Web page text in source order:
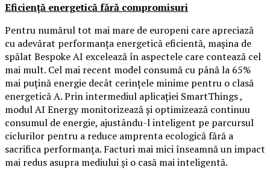
Eficiență energetică fără compromisuri
Pentru numărul tot mai mare de europeni care apreciază
cu adevărat performanța energetică eficientă, mașina de
spălat Bespoke AI excelează în aspectele care contează cel
mai mult. Cel mai recent model consumă cu până la 65%
mai puțină energie decât cerințele minime pentru o clasă
energetică A. Prin intermediul aplicației SmartThings ,
modul AI Energy monitorizează și optimizează continuu
consumul de energie, ajustându-l inteligent pe parcursul
ciclurilor pentru a reduce amprenta ecologică fără a
sacrifica performanța. Facturi mai mici înseamnă un impact
mai redus asupra mediului și o casă mai inteligentă.